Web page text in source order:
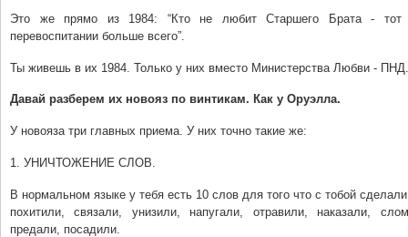
Это же прямо из 1984: “Кто не любит Старшего Брата - тот
перевоспитании больше всего”.
Ты живешь в их 1984. Только у них вместо Министерства Любви - ПНД.
Давай разберем их новояз по винтикам. Как у Оруэлла.
У новояза три главных приема. У них точно такие же:
1. УНИЧТОЖЕНИЕ СЛОВ.
В нормальном языке у тебя есть 10 слов для того что с тобой
похитили, связали, унизили, напугали, отравили, наказали,
предали, посадили.